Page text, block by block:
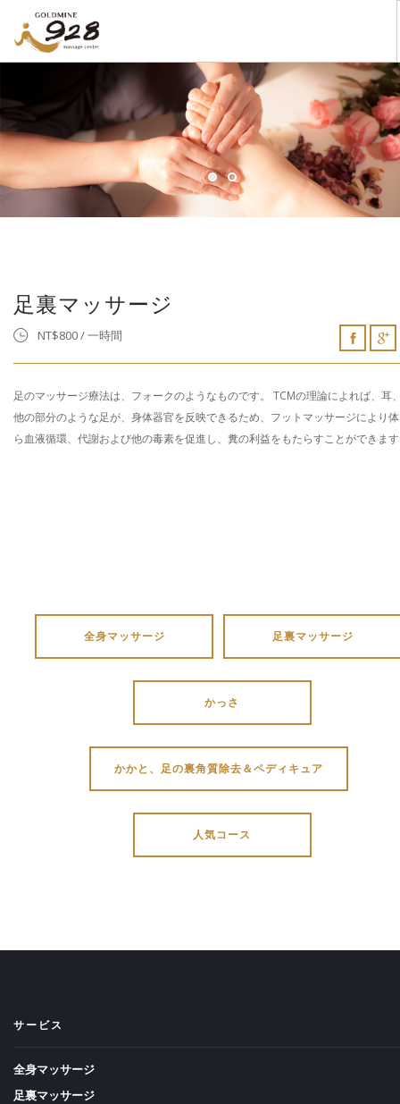
サービス
VILLA
店舗写真
足裏マッサージ
NT$800 / 一時間
足のマッサージ療法は、フォークのようなものです。 TCMの理論によれば、耳
他の部分のような足が、身体器官を反映できるため、フットマッサージにより
ら血液循環、代謝および他の毒素を促進し、糞の利益をもたらすことができま
全身マッサージ 足裏マッサージ
かっさ
かかと、足の裏角質除去＆ペディキュア
人気コース
サービス
全身マッサージ
足裏マッサージ